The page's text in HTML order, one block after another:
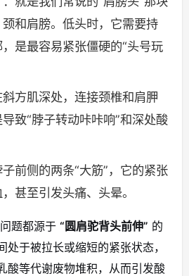
和肩膀。低头时，它需要持
是最容易紧张僵硬的“头号玩
方肌深处，连接颈椎和肩胛
致“脖子转动咔咔响”和深处酸
前侧的两条“大筋”，它的紧张
甚至引发头痛、头晕。
题都源于 “圆肩驼背头前伸” 的
处于被拉长或缩短的紧张状态，
酸等代谢废物堆积，从而引发酸